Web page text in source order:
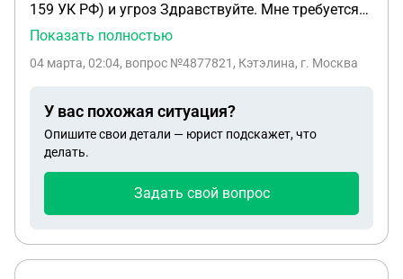
159 УК РФ) и угроз Здравствуйте. Мне требуется
срочная юридическая консультация по
Краткое описание участников (для ясности): 1. Я:
пользователь). 2. Мошенник (М): Мужчина, с
которым я познакомилась для общения. Его
контакты: предположительный адрес (найденный
Заказчик (З): Покупатель с Авито. Либо второй
Мошенника (М). Хронология событий: 1.
Показать полностью
04 марта, 02:04, вопрос №4877821, Кэтэлина, г. Москва
У вас похожая ситуация?
Опишите свои детали — юрист подскажет, что
делать.
Задать свой вопрос